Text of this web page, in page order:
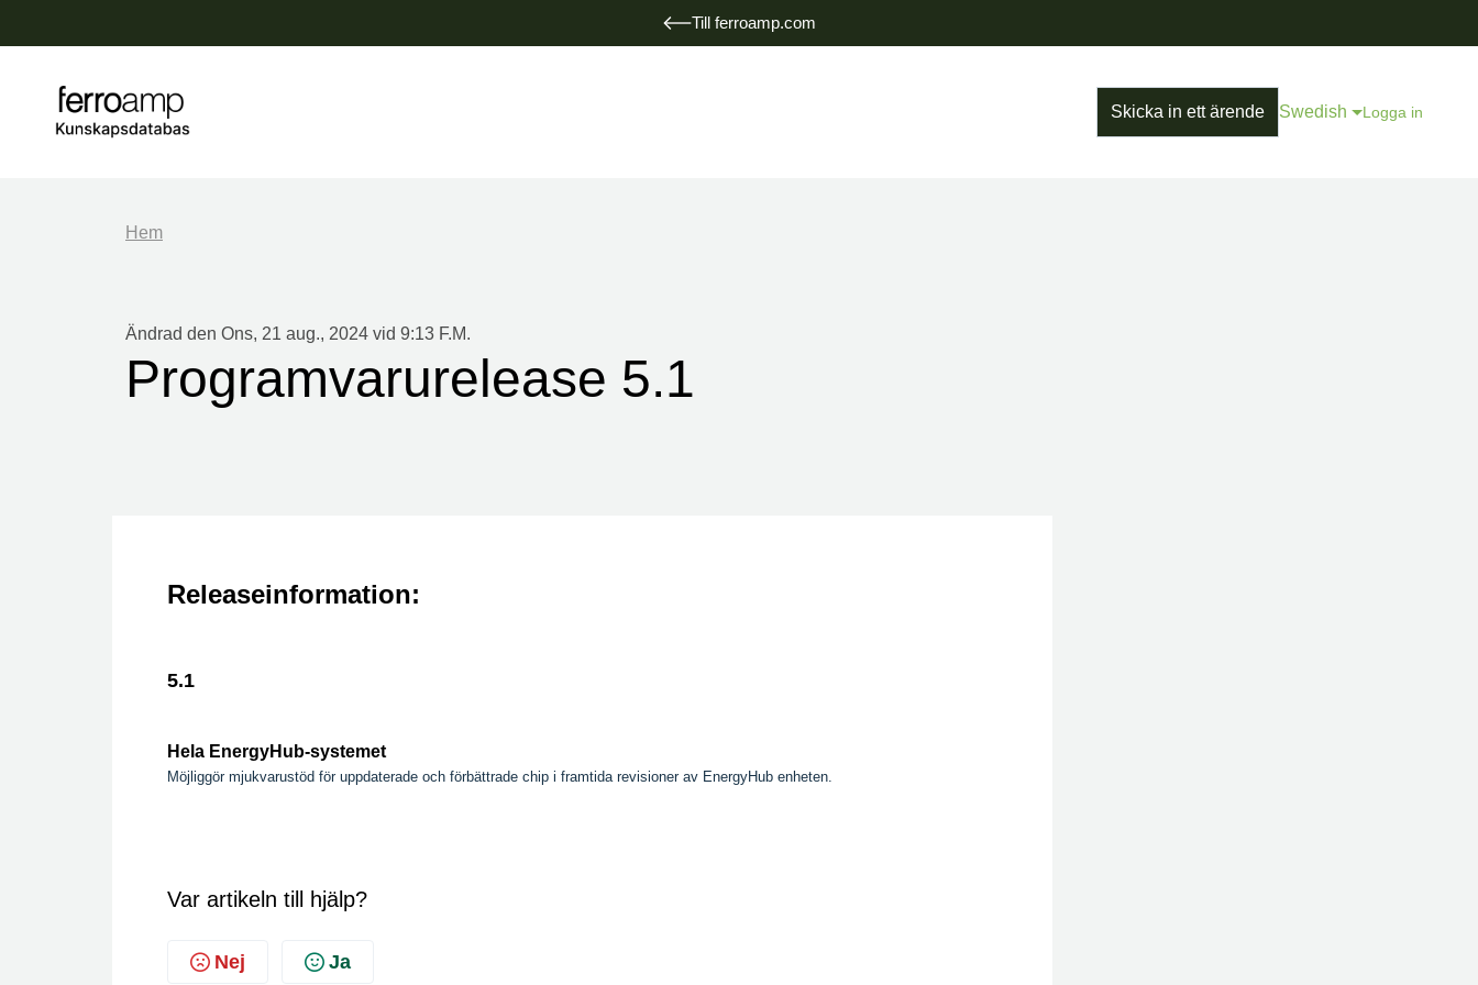
Till ferroamp.com
Skicka in ett ärende Swedish Logga in
Hem
Ändrad den Ons, 21 aug., 2024 vid 9:13 F.M.
Programvarurelease 5.1
Releaseinformation:
5.1
Hela EnergyHub-systemet
Möjliggör mjukvarustöd för uppdaterade och förbättrade chip i framtida revisioner av EnergyHub enheten.
Var artikeln till hjälp?
Nej Ja